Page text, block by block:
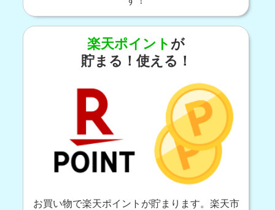
楽天ポイント が
貯まる！使える！
お買い物で楽天ポイントが貯まります。楽天市